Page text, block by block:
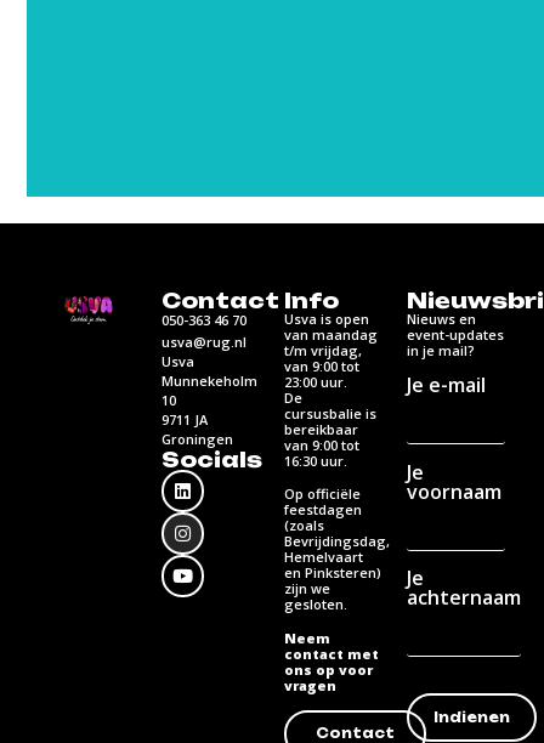
Contact
050-363 46 70
usva@rug.nl
Usva
Munnekeholm
10
9711 JA
Groningen
Socials
Info
Usva is open
van maandag
t/m vrijdag,
van 9:00 tot
23:00 uur.
De
cursusbalie is
bereikbaar
van 9:00 tot
16:30 uur.
Op officiële
feestdagen
(zoals
Bevrijdingsdag,
Hemelvaart
en Pinksteren)
zijn we
gesloten.
Neem
contact met
ons op voor
vragen
Contact
Nieuws en
event-updates
in je mail?
Je e-mail
Je
voornaam
Je
achternaam